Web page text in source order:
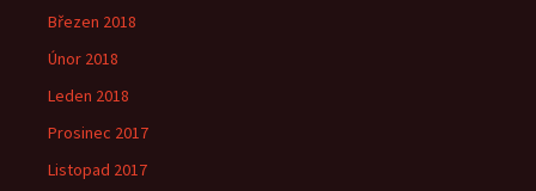
Březen 2018
Únor 2018
Leden 2018
Prosinec 2017
Listopad 2017